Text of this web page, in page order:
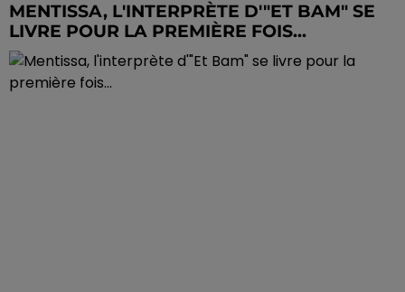
MENTISSA, L'INTERPRÈTE D'"ET BAM" SE
LIVRE POUR LA PREMIÈRE FOIS...